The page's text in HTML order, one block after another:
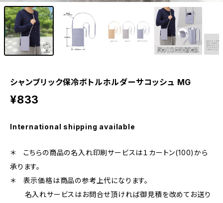
シャンブリック保冷ボトルホルダーサコッシュ MG
¥833
International shipping available
＊ こちらの商品の名入れ印刷サービスは１カートン(100)から
承ります。
＊ 表示価格は商品の参考上代になります。
名入れサービスはお問合せ頂ければ御見積を改めてお送り